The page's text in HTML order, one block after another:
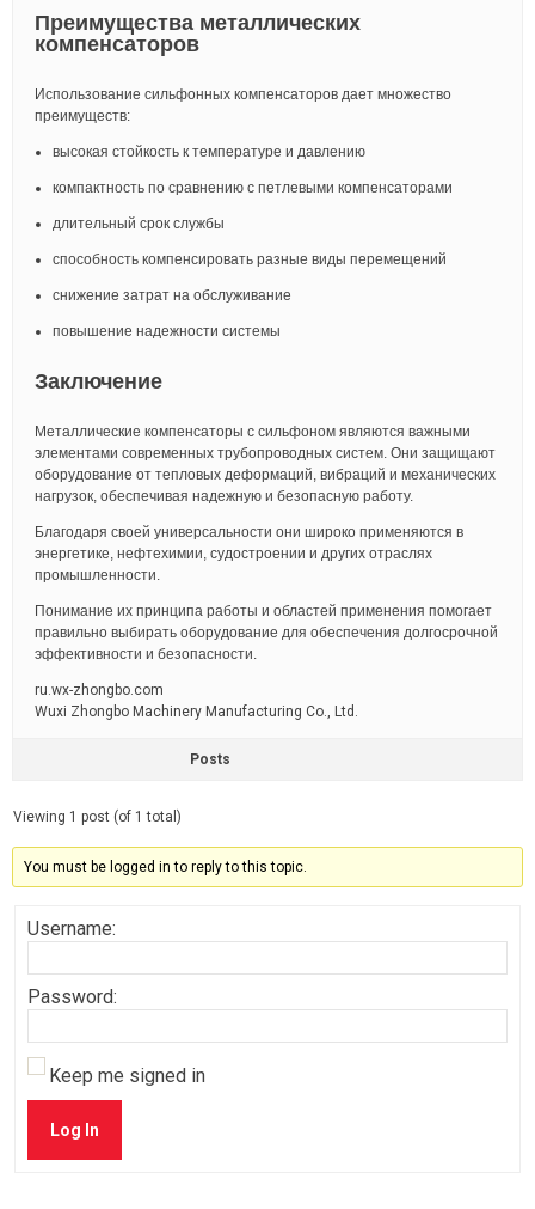
Преимущества металлических
компенсаторов
Использование сильфонных компенсаторов дает множество
преимуществ:
высокая стойкость к температуре и давлению
компактность по сравнению с петлевыми компенсаторами
длительный срок службы
способность компенсировать разные виды перемещений
снижение затрат на обслуживание
повышение надежности системы
Заключение
Металлические компенсаторы с сильфоном являются важными
элементами современных трубопроводных систем. Они защищают
оборудование от тепловых деформаций, вибраций и механических
нагрузок, обеспечивая надежную и безопасную работу.
Благодаря своей универсальности они широко применяются в
энергетике, нефтехимии, судостроении и других отраслях
промышленности.
Понимание их принципа работы и областей применения помогает
правильно выбирать оборудование для обеспечения долгосрочной
эффективности и безопасности.
ru.wx-zhongbo.com
Wuxi Zhongbo Machinery Manufacturing Co., Ltd.
Posts
Viewing 1 post (of 1 total)
You must be logged in to reply to this topic.
Username:
Password:
Keep me signed in
Log In